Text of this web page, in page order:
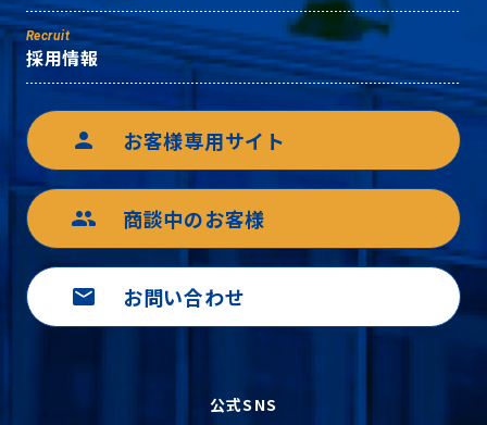
Recruit
採用情報
person お客様専用サイト
group 商談中のお客様
mail お問い合わせ
公式SNS